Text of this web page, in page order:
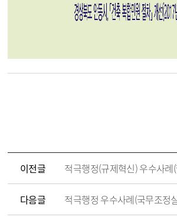
이전글 적극행정(규제혁신) 우수사
다음글 적극행정 우수사례(국무조정